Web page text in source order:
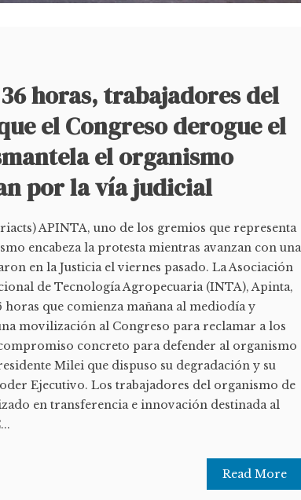
horas, trabajadores del
el Congreso derogue el
el organismo
por la vía judicial
APINTA, uno de los gremios que representa
encabeza la protesta mientras avanzan con una
en la Justicia el viernes pasado. La Asociación
de Tecnología Agropecuaria (INTA), Apinta,
que comienza mañana al mediodía y
movilización al Congreso para reclamar a los
concreto para defender al organismo
Milei que dispuso su degradación y su
Ejecutivo. Los trabajadores del organismo de
en transferencia e innovación destinada al
Read More